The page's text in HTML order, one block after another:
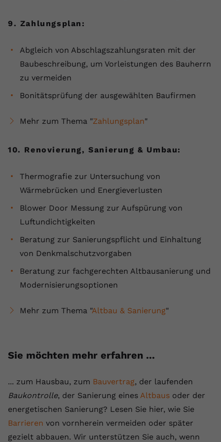
9. Zahlungsplan:
Abgleich von Abschlagszahlungsraten mit der
Baubeschreibung, um Vorleistungen des Bauherrn
zu vermeiden
Bonitätsprüfung der ausgewählten Baufirmen
Mehr zum Thema "Zahlungsplan"
10. Renovierung, Sanierung & Umbau:
Thermografie zur Untersuchung von
Wärmebrücken und Energieverlusten
Blower Door Messung zur Aufspürung von
Luftundichtigkeiten
Beratung zur Sanierungspflicht und Einhaltung
von Denkmalschutzvorgaben
Beratung zur fachgerechten Altbausanierung und
Modernisierungsoptionen
Mehr zum Thema "Altbau & Sanierung"
Sie möchten mehr erfahren ...
... zum Hausbau, zum Bauvertrag, der laufenden
Baukontrolle, der Sanierung eines Altbaus oder der
energetischen Sanierung? Lesen Sie hier, wie Sie
Barrieren von vornherein vermeiden oder später
gezielt abbauen. Wir unterstützen Sie auch, wenn